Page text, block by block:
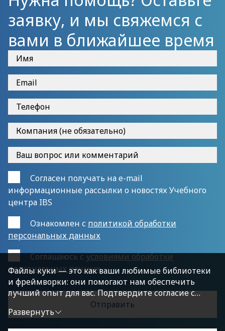
заявку, и мы свяжемся с
вами в ближайшее время
Согласен получать на e-mail
информационные рассылки о новостях Учебного
центра IBS
Ознакомлен с политикой обработки
персональных данных
Cоглашаюсь сусловиями обработки
персональных данных
Файлы куки — это как ваши любимые библиотеки
и фреймворки: они помогают нам обеспечить
лучший опыт для вас. Подтвердите согласие с
политикой конфиденциальности, нажав
«Принимаю условия», чтобы продолжить.
Развернуть